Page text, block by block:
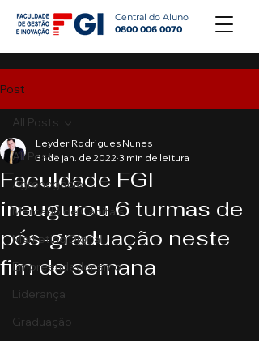
Central do Aluno
0800 006 0070
Post
All Posts
Agronegócio
Mercado de Capitais
Marketing Digital
Empreendedorismo
Liderança
Graduação
All Posts
Faculdade FGI
inaugurou 6 turmas de
pós-graduação neste
fim de semana
Leyder Rodrigues Nunes
31 de jan. de 2022 3 min de leitura